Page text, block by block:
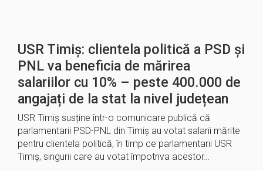
USR Timiș: clientela politică a PSD și
PNL va beneficia de mărirea
salariilor cu 10% – peste 400.000 de
angajați de la stat la nivel județean
USR Timiș susține într-o comunicare publică că
parlamentarii PSD-PNL din Timiș au votat salarii mărite
pentru clientela politică, în timp ce parlamentarii USR
Timiș, singurii care au votat împotriva acestor…